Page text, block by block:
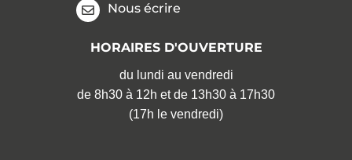
Nous écrire
HORAIRES D'OUVERTURE
du lundi au vendredi
de 8h30 à 12h et de 13h30 à 17h30
(17h le vendredi)